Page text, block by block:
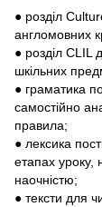
● розділ
англомовних
● розділ CLIL
шкільних
● граматика
самостійно
правила;
● лексика
етапах уроку,
наочністю;
● тексти для